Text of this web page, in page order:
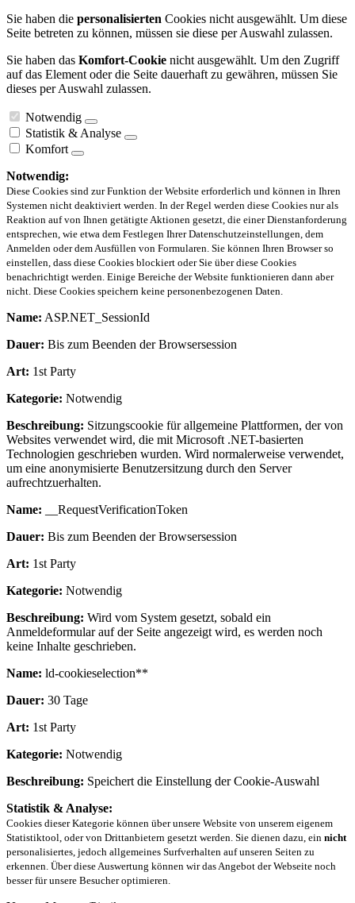
Sie haben die personalisierten Cookies nicht ausgewählt. Um diese
Seite betreten zu können, müssen sie diese per Auswahl zulassen.
Sie haben das Komfort-Cookie nicht ausgewählt. Um den Zugriff
auf das Element oder die Seite dauerhaft zu gewähren, müssen Sie
dieses per Auswahl zulassen.
Notwendig
Statistik & Analyse
Komfort
Notwendig:
Diese Cookies sind zur Funktion der Website erforderlich und können in Ihren
Systemen nicht deaktiviert werden. In der Regel werden diese Cookies nur als
Reaktion auf von Ihnen getätigte Aktionen gesetzt, die einer Dienstanforderung
entsprechen, wie etwa dem Festlegen Ihrer Datenschutzeinstellungen, dem
Anmelden oder dem Ausfüllen von Formularen. Sie können Ihren Browser so
einstellen, dass diese Cookies blockiert oder Sie über diese Cookies
benachrichtigt werden. Einige Bereiche der Website funktionieren dann aber
nicht. Diese Cookies speichern keine personenbezogenen Daten.
Name: ASP.NET_SessionId
Dauer: Bis zum Beenden der Browsersession
Art: 1st Party
Kategorie: Notwendig
Beschreibung: Sitzungscookie für allgemeine Plattformen, der von
Websites verwendet wird, die mit Microsoft .NET-basierten
Technologien geschrieben wurden. Wird normalerweise verwendet,
um eine anonymisierte Benutzersitzung durch den Server
aufrechtzuerhalten.
Name: __RequestVerificationToken
Dauer: Bis zum Beenden der Browsersession
Art: 1st Party
Kategorie: Notwendig
Beschreibung: Wird vom System gesetzt, sobald ein
Anmeldeformular auf der Seite angezeigt wird, es werden noch
keine Inhalte geschrieben.
Name: ld-cookieselection**
Dauer: 30 Tage
Art: 1st Party
Kategorie: Notwendig
Beschreibung: Speichert die Einstellung der Cookie-Auswahl
Statistik & Analyse:
Cookies dieser Kategorie können über unsere Website von unserem eigenem
Statistiktool, oder von Drittanbietern gesetzt werden. Sie dienen dazu, ein nicht
personalisiertes, jedoch allgemeines Surfverhalten auf unseren Seiten zu
erkennen. Über diese Auswertung können wir das Angebot der Webseite noch
besser für unsere Besucher optimieren.